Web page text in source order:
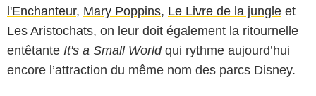
l'Enchanteur, Mary Poppins, Le Livre de la jungle et
Les Aristochats, on leur doit également la ritournelle
entêtante It's a Small Worldqui rythme aujourd’hui
encore l’attraction du même nom des parcs Disney.